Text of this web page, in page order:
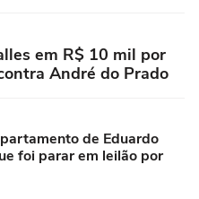
em R$ 10 mil por
André do Prado
de Eduardo
foi parar em leilão por